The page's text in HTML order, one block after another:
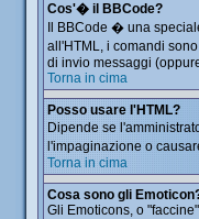
Cos'� il BBCode?
Il BBCode � una
all'HTML, i comandi
di invio messaggi
Torna in cima
Posso usare l'HTML?
Dipende se
l'impaginazione o
Torna in cima
Cosa sono gli
Gli Emoticons, o